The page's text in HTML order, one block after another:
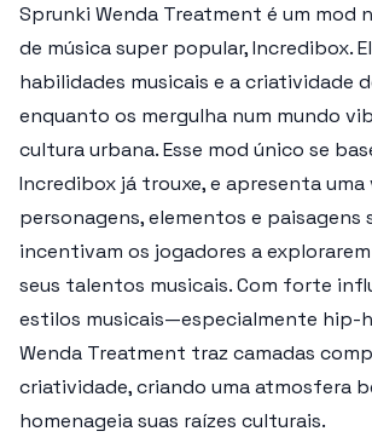
Sprunki Wenda Treatment é um mod
de música super popular, Incredibox.
habilidades musicais e a criatividade
enquanto os mergulha num mundo
cultura urbana. Esse mod único se
Incredibox já trouxe, e apresenta uma
personagens, elementos e paisagens
incentivam os jogadores a
seus talentos musicais. Com forte
estilos musicais—especialmente hip-
Wenda Treatment traz camadas
criatividade, criando uma atmosfera
homenageia suas raízes culturais.